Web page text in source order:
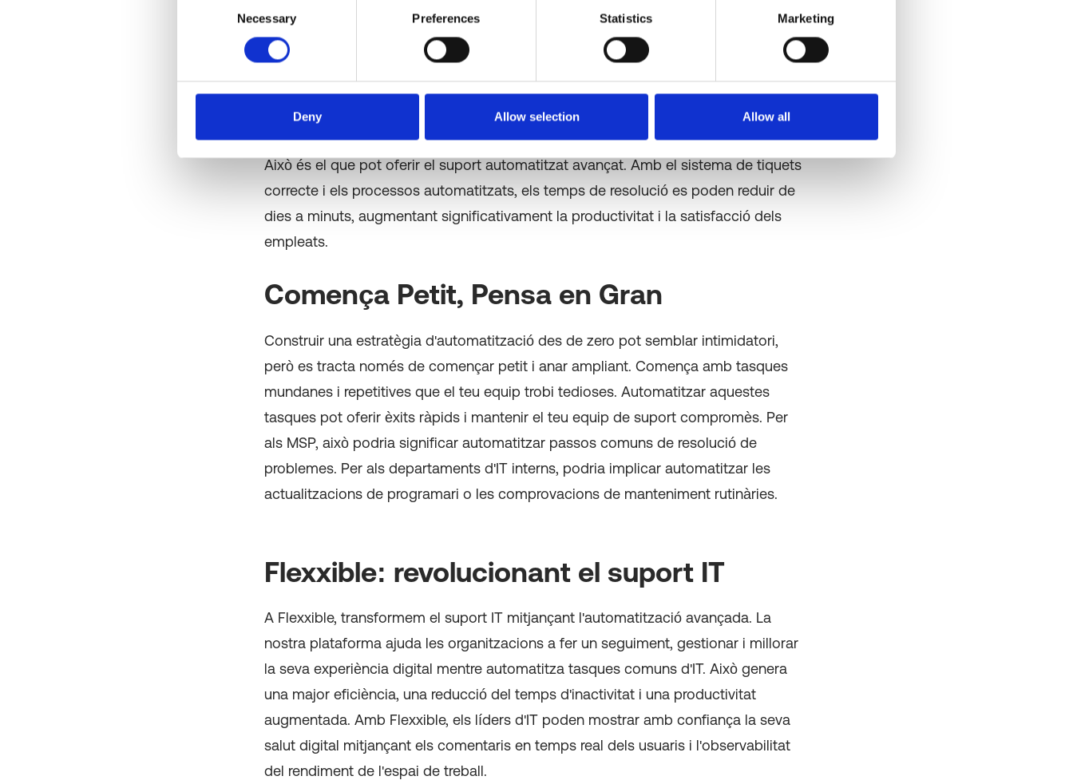
Necessary Preferences Statistics Marketing
Deny Allow selection Allow all
Resoluccions Ràpides com un Llampec
amb Suport Automatitzat Avançat
Amb Flexxible, la línia de solució de problemes funciona així: un empleat troba un
problema, envia un tiquet, i en qüestió de minuts, el seu problema està sent atès.
Això és el que pot oferir el suport automatitzat avançat. Amb el sistema de tiquets
correcte i els processos automatitzats, els temps de resolució es poden reduir de
dies a minuts, augmentant significativament la productivitat i la satisfacció dels
empleats.
Comença Petit, Pensa en Gran
Construir una estratègia d'automatització des de zero pot semblar intimidatori,
però es tracta només de començar petit i anar ampliant. Comença amb tasques
mundanes i repetitives que el teu equip trobi tedioses. Automatitzar aquestes
tasques pot oferir èxits ràpids i mantenir el teu equip de suport compromès. Per
als MSP, això podria significar automatitzar passos comuns de resolució de
problemes. Per als departaments d'IT interns, podria implicar automatitzar les
actualitzacions de programari o les comprovacions de manteniment rutinàries.
Flexxible: revolucionant el suport IT
A Flexxible, transformem el suport IT mitjançant l'automatització avançada. La
nostra plataforma ajuda les organitzacions a fer un seguiment, gestionar i millorar
la seva experiència digital mentre automatitza tasques comuns d'IT. Això genera
una major eficiència, una reducció del temps d'inactivitat i una productivitat
augmentada. Amb Flexxible, els líders d'IT poden mostrar amb confiança la seva
salut digital mitjançant els comentaris en temps real dels usuaris i l'observabilitat
del rendiment de l'espai de treball.